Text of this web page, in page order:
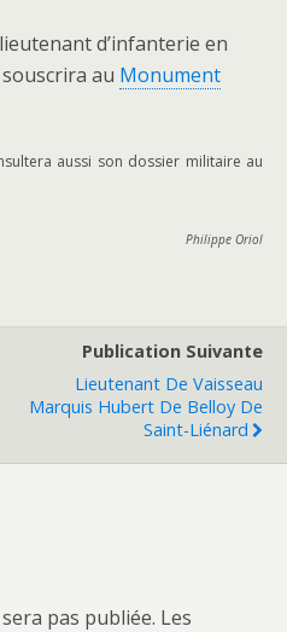
d’infanterie en
au Monument
aussi son dossier militaire au
Philippe Oriol
Publication Suivante
Lieutenant De Vaisseau
Marquis Hubert De Belloy De
Saint-Liénard
pas publiée. Les